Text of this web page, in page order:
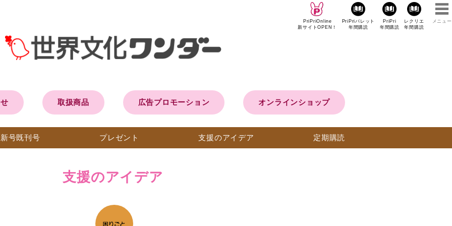
PriPriOnline
新サイトOPEN！
PriPriパレット
年間購読
PriPri
年間購読
レクリエ
年間購読
メニュー
取扱商品 広告プロモーション オンラインショップ
号既刊号 プレ ゼント 支援のアイデア 定期購読
支援のアイデア